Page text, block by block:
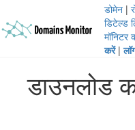
डोमेन |
डिटेल्ड
मॉनिटर
करें|
डाउनलोड